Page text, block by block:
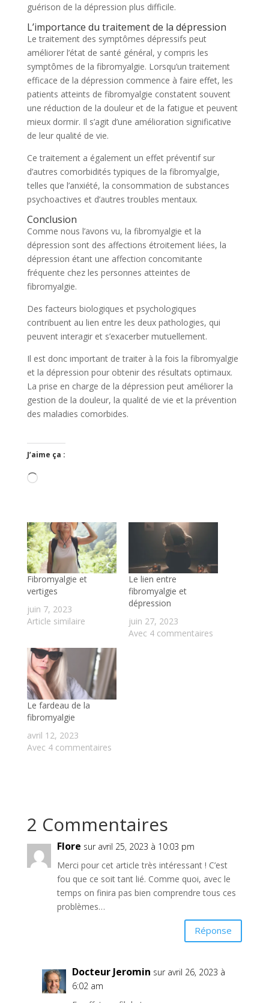
guérison de la dépression plus difficile.
L’importance du traitement de la dépression
Le traitement des symptômes dépressifs peut
améliorer l’état de santé général, y compris les
symptômes de la fibromyalgie. Lorsqu’un traitement
efficace de la dépression commence à faire effet, les
patients atteints de fibromyalgie constatent souvent
une réduction de la douleur et de la fatigue et peuvent
mieux dormir. Il s’agit d’une amélioration significative
de leur qualité de vie.
Ce traitement a également un effet préventif sur
d’autres comorbidités typiques de la fibromyalgie,
telles que l’anxiété, la consommation de substances
psychoactives et d’autres troubles mentaux.
Conclusion
Comme nous l’avons vu, la fibromyalgie et la
dépression sont des affections étroitement liées, la
dépression étant une affection concomitante
fréquente chez les personnes atteintes de
fibromyalgie.
Des facteurs biologiques et psychologiques
contribuent au lien entre les deux pathologies, qui
peuvent interagir et s’exacerber mutuellement.
Il est donc important de traiter à la fois la fibromyalgie
et la dépression pour obtenir des résultats optimaux.
La prise en charge de la dépression peut améliorer la
gestion de la douleur, la qualité de vie et la prévention
des maladies comorbides.
J’aime ça :
Chargement…
Fibromyalgie et
vertiges
juin 7, 2023
Article similaire
Le lien entre
fibromyalgie et
dépression
juin 27, 2023
Avec 4 commentaires
Le fardeau de la
fibromyalgie
avril 12, 2023
Avec 4 commentaires
2 Commentaires
Flore sur avril 25, 2023 à 10:03 pm
Merci pour cet article très intéressant ! C’est
fou que ce soit tant lié. Comme quoi, avec le
temps on finira pas bien comprendre tous ces
problèmes…
Réponse
Docteur Jeromin sur avril 26, 2023 à
6:02 am